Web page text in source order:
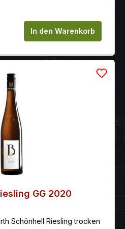
Gib den
In den Warenkorb
GG 2020
Schönhell Riesling trocken